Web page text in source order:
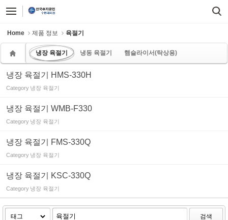
Home 제품 정보 육절기
냉장 육절기 냉동 육절기 햄슬라이서(탁상용)
냉장 육절기 HMS-330H
Category 냉장 육절기
냉장 육절기 WMB-F330
Category 냉장 육절기
냉장 육절기 FMS-330Q
Category 냉장 육절기
냉장 육절기 KSC-330Q
Category 냉장 육절기
검색